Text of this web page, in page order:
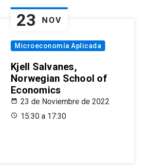
23 NOV
Microeconomía Aplicada
Kjell Salvanes,
Norwegian School of
Economics
23 de Noviembre de 2022
15:30 a 17:30